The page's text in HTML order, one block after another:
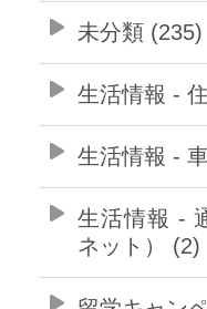
未分類 (235)
生活情報 -
生活情報 -
生活情報 -
ネット） (2)